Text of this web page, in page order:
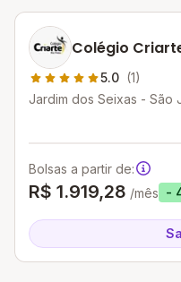
Colégio
5.0 (1)
Jardim dos Seixas - São
Bolsas a partir de:
R$ 1.919,28 /mês -